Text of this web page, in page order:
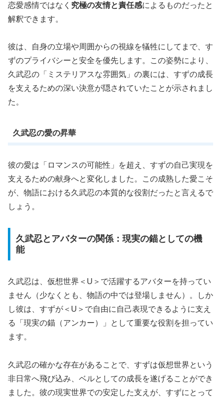
恋愛感情ではなく 究極の友情と責任感によるものだったと
解釈できます。
彼は、自身の立場や周囲からの視線を犠牲にしてまで、す
ずのプライバシーと安全を優先します。この姿勢により、
久武忍の「ミステリアスな雰囲気」の裏には、すずの成長
を支えるための深い決意が隠されていたことが示されまし
た。
久武忍の愛の昇華
彼の愛は「ロマンスの可能性」を超え、すずの自己実現を
支えるための献身へと変化しました。この成熟した愛こそ
が、物語における久武忍の本質的な役割だったと言えるで
しょう。
久武忍とアバターの関係：現実の錨としての機
能
久武忍は、仮想世界＜U＞で活躍するアバターを持ってい
ません（少なくとも、物語の中では登場しません）。しか
し彼は、すずが＜U＞で自由に自己表現できるように支え
る「現実の錨（アンカー）」として重要な役割を担ってい
ます。
久武忍の確かな存在があることで、すずは仮想世界という
非日常へ飛び込み、ベルとしての成長を遂げることができ
ました。彼の現実世界での安定した支えが、すずにとって